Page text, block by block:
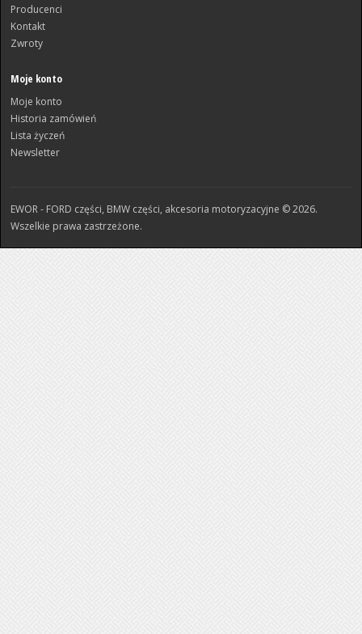
Producenci
Kontakt
Zwroty
Moje konto
Moje konto
Historia zamówień
Lista życzeń
Newsletter
EWOR - FORD części, BMW części, akcesoria motoryzacyjne © 2026.
Wszelkie prawa zastrzeżone.